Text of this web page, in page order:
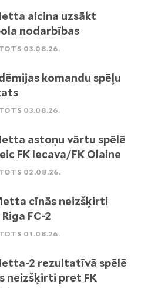
aicina uzsākt
nodarbības
03.08.26.
komandu spēļu
03.08.26.
astoņu vārtu spēlē
FK Iecava/FK Olaine
02.08.26.
cīnās neizšķirti
FC-2
01.08.26.
2 rezultatīvā spēlē
neizšķirti pret FK